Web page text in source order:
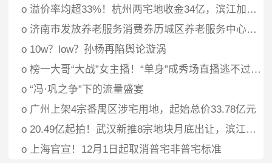
o 溢价率均超33%！杭州两宅地收金34亿，滨江加码城东，华润置地落子之江
o 济南市发放养老服务消费券历城区养老服务中心可领取
o 10w？low？孙杨再陷舆论漩涡
o 榜一大哥“大战”女主播！“单身”成秀场直播逃不过的劫
o “冯·巩之争”下的流量盛宴
o 广州上架4宗番禺区涉宅用地，起始总价33.78亿元
o 20.49亿起拍！武汉新推8宗地块月底出让，滨江商务核心区地块限高170m
o
上海官宣！12月1日起取消普宅非普宅标准